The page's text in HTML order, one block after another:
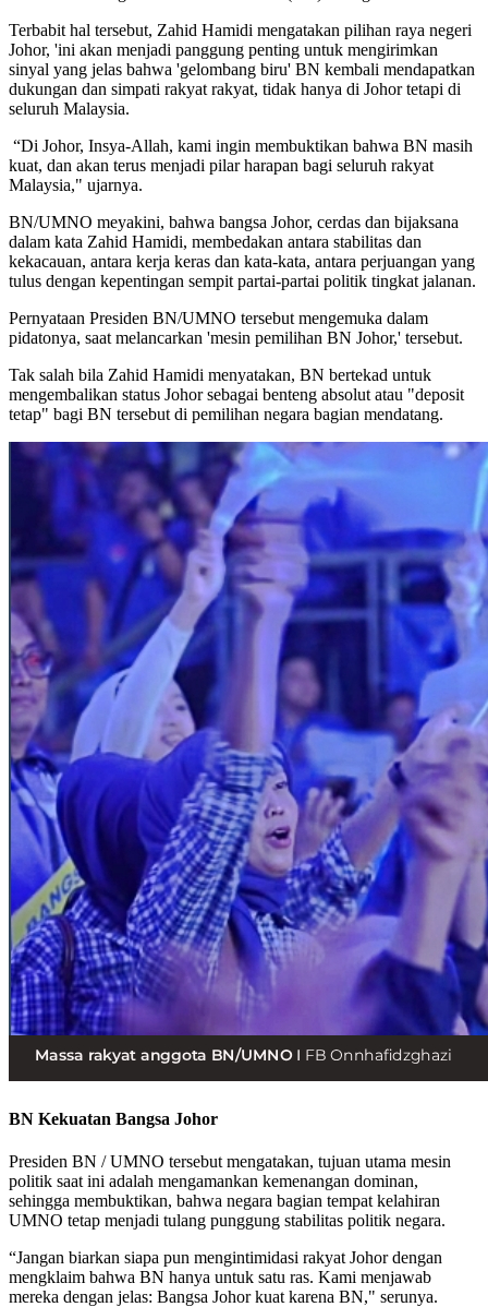
Terbabit hal tersebut, Zahid Hamidi mengatakan pilihan raya negeri
Johor, 'ini akan menjadi panggung penting untuk mengirimkan
sinyal yang jelas bahwa 'gelombang biru' BN kembali mendapatkan
dukungan dan simpati rakyat rakyat, tidak hanya di Johor tetapi di
seluruh Malaysia.
“Di Johor, Insya-Allah, kami ingin membuktikan bahwa BN masih
kuat, dan akan terus menjadi pilar harapan bagi seluruh rakyat
Malaysia," ujarnya.
BN/UMNO meyakini, bahwa bangsa Johor, cerdas dan bijaksana
dalam kata Zahid Hamidi, membedakan antara stabilitas dan
kekacauan, antara kerja keras dan kata-kata, antara perjuangan yang
tulus dengan kepentingan sempit partai-partai politik tingkat jalanan.
Pernyataan Presiden BN/UMNO tersebut mengemuka dalam
pidatonya, saat melancarkan 'mesin pemilihan BN Johor,' tersebut.
Tak salah bila Zahid Hamidi menyatakan, BN bertekad untuk
mengembalikan status Johor sebagai benteng absolut atau "deposit
tetap" bagi BN tersebut di pemilihan negara bagian mendatang.
BN Kekuatan Bangsa Johor
Presiden BN / UMNO tersebut mengatakan, tujuan utama mesin
politik saat ini adalah mengamankan kemenangan dominan,
sehingga membuktikan, bahwa negara bagian tempat kelahiran
UMNO tetap menjadi tulang punggung stabilitas politik negara.
“Jangan biarkan siapa pun mengintimidasi rakyat Johor dengan
mengklaim bahwa BN hanya untuk satu ras. Kami menjawab
mereka dengan jelas: Bangsa Johor kuat karena BN," serunya.